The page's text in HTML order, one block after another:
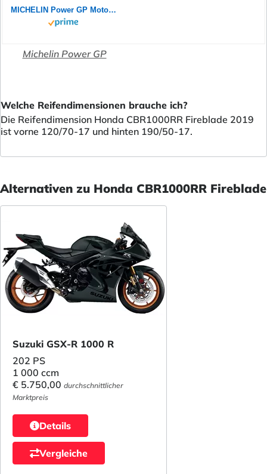
MICHELIN Power GP Motorradreifen 120/70ZR17 (58W) Vorderrad
Michelin Power GP
Welche Reifendimensionen brauche ich?
Die Reifendimension Honda CBR1000RR Fireblade 2019
ist vorne 120/70-17 und hinten 190/50-17.
Alternativen zu Honda CBR1000RR Fireblade
Suzuki GSX-R 1000 R
202 PS
1 000 ccm
€ 5.750,00 durchschnittlicher
Marktpreis
Details
Vergleiche